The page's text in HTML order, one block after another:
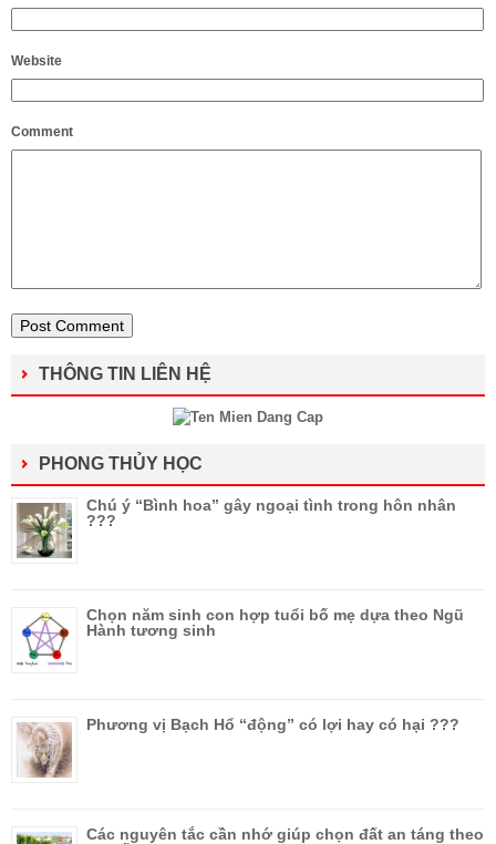
Website
Comment
THÔNG TIN LIÊN HỆ
PHONG THỦY HỌC
Chú ý “Bình hoa” gây ngoại tình trong hôn nhân
???
Chọn năm sinh con hợp tuổi bố mẹ dựa theo Ngũ
Hành tương sinh
Phương vị Bạch Hổ “động” có lợi hay có hại ???
Các nguyên tắc cần nhớ giúp chọn đất an táng theo